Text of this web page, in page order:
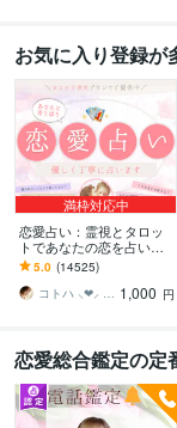
お気に入り登録が
満枠対応中
恋愛占い：霊視とタロッ
トであなたの恋を占いま
す 復縁・片想い・複雑
愛・夫婦問題…お悩みに
優しく寄り添います♡
5.0 (14525)
コトハ ⸜❤︎⸝ 新サービス提供開始✨️ 1,000 円
恋愛総合鑑定の定